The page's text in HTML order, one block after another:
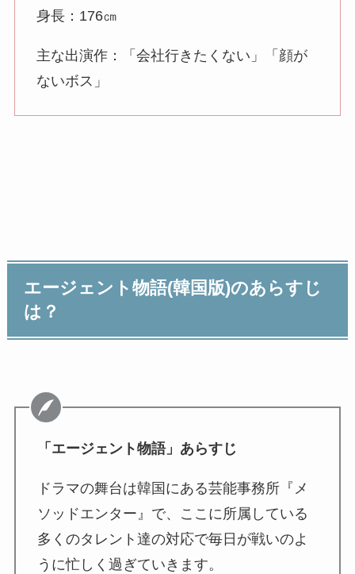
身長：176㎝
主な出演作：「会社行きたくない」「顔が
ないボス」
エージェント物語(韓国版)のあらすじ
は？
「エージェント物語」あらすじ
ドラマの舞台は韓国にある芸能事務所『メ
ソッドエンター』で、ここに所属している
多くのタレント達の対応で毎日が戦いのよ
うに忙しく過ぎていきます。